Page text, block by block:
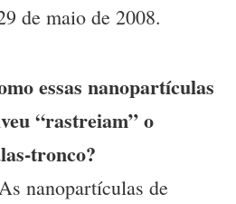
de maio de 2008.
essas nanopartículas
“rastreiam” o
tronco?
nanopartículas de